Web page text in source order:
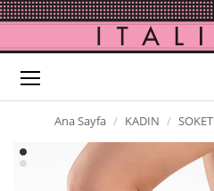
Ana Sayfa KADIN SOKET